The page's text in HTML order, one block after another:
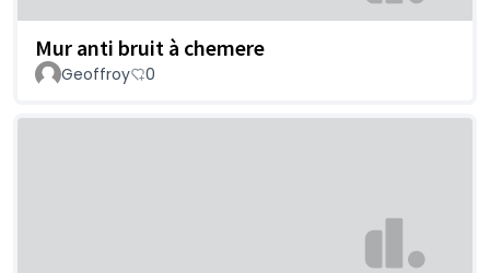
Mur anti bruit à chemere
Geoffroy 0